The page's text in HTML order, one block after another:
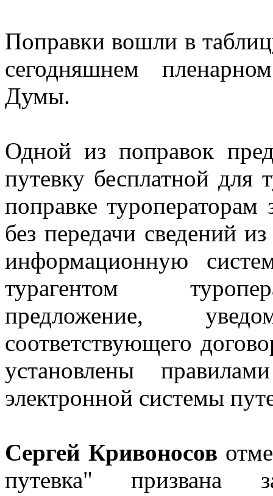
Поправки вошли в
сегодняшнем
Думы.
Одной из поправок
путевку бесплатной для
поправке туроператорам
без передачи сведений
информационную
турагентом
предложение,
соответствующего
установлены
электронной системы
Сергей Кривоносов
путевка" призвана